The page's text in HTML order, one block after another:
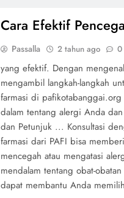
Cara Efektif
Passalla 2 tahun ago 0
yang efektif. Dengan
mengambil langkah-langkah
farmasi di
dalam tentang alergi Anda
dan Petunjuk ... Konsultasi
farmasi dari PAFI bisa
mencegah atau mengatasi
mendalam tentang obat-
dapat membantu Anda